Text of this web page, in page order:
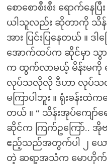
စောစောစီးစီး ရောက်နေ
ယါသူလည်း ဆိုတာကို သိန်
အား ပြင်းပြနေတယ် ။
အောက်ထပ်က ဆိုင်မှာ သွား
က ထွက်လာမယ့် မိန်းမကို
လုပ်သလိုလို ဒီဟာ လုပ်သ
မကြာပါဘူး ။ ရုံးခန်းထဲ
တယ် ။ “ သိန်းအုပ်ကျေ
ဆိုင်က ကြက်ဥကြော်.. အိုဗ
ဧည့်သည်အတွက်ပါ ၂ ယော
တဲ့ ဆရာ့အသံက မောဟို